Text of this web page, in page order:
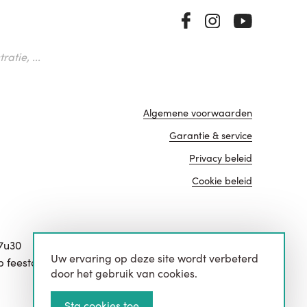
...
feestdagen.
Algemene voorwaarden
Garantie & service
Privacy beleid
Cookie beleid
website door
Uw ervaring op deze site wordt verbeterd
door het gebruik van cookies.